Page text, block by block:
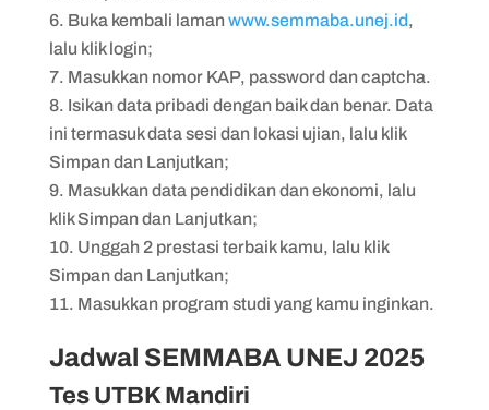
Buka kembali lamanwww.semmaba.unej.id,
lalu klik login;
Masukkan nomor KAP, password dan captcha.
Isikan data pribadi dengan baik dan benar. Data
ini termasuk data sesi dan lokasi ujian, lalu klik
Simpan dan Lanjutkan;
Masukkan data pendidikan dan ekonomi, lalu
klik Simpan dan Lanjutkan;
Unggah 2 prestasi terbaik kamu, lalu klik
Simpan dan Lanjutkan;
Masukkan program studi yang kamu inginkan.
Jadwal SEMMABA UNEJ 2025
Tes UTBK Mandiri